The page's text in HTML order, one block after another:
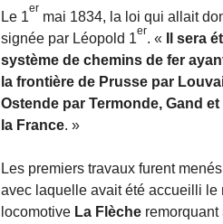
Le 1
er
mai 1834, la loi qui allait
signée par Léopold 1
er
. « Il sera
système de chemins de fer
la frontière de Prusse par
Ostende par Termonde, Gand
la France. »
Les premiers travaux furent
avec laquelle avait été accueilli le
locomotive La Flèche remorquant